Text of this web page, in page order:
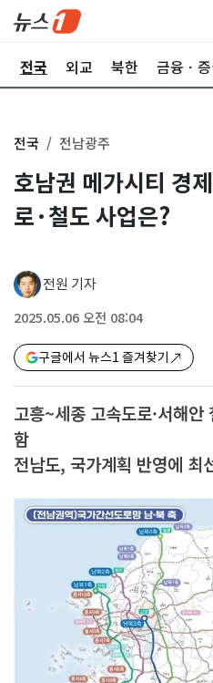
전국 외교 북한 금융ㆍ
전국 전남광주
호남권 메가시티 경
로·철도 사업은?
전원 기자
2025.05.06 오전 08:04
구글에서 뉴스1 즐겨찾기
고흥~세종 고속도로·서해
함
전남도, 국가계획 반영에 최